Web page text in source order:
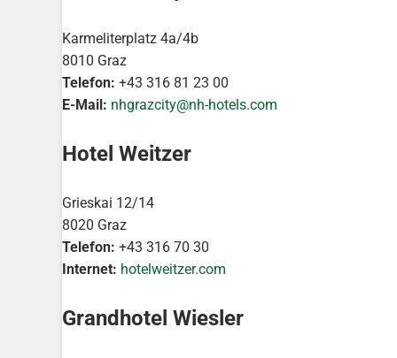
Karmeliterplatz 4a/4b
8010 Graz
Telefon: +43 316 81 23 00
E-Mail: nhgrazcity@nh-hotels.com
Hotel Weitzer
Grieskai 12/14
8020 Graz
Telefon: +43 316 70 30
Internet: hotelweitzer.com
Grandhotel Wiesler